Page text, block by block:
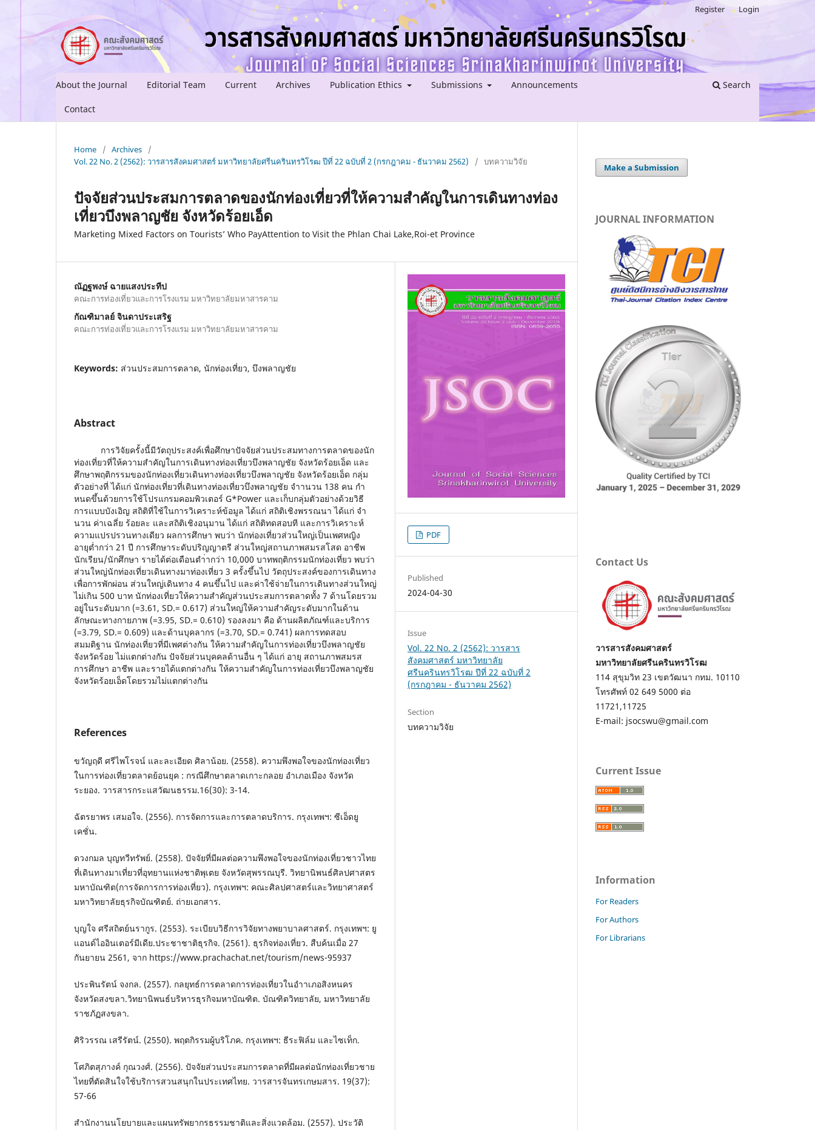
About the Journal Editorial Team Current Archives Publication Ethics Submissions Announcements
Contact
Search
Register Login
Home / Archives
/
Vol. 22 No. 2 (2562): วารสารสังคมศาสตร์ มหาวิทยาลัยศรีนครินทรวิโรฒ ปีที่ 22 ฉบับที่ 2 (กรกฎาคม - ธันวาคม 2562)
/ บทความวิจัย
ปัจจัยส่วนประสมการตลาดของนักท่องเที่ยวที่ให้ความสําคัญในการเดินทางท่อง
เที่ยวบึงพลาญชัย จังหวัดร้อยเอ็ด
Marketing Mixed Factors on Tourists’ Who PayAttention to Visit the Phlan Chai Lake,Roi-et Province
ณัฏฐพงษ์ ฉายแสงประทีป
คณะการท่องเที่ยวและการโรงแรม มหาวิทยาลัยมหาสารคาม
กัณฑิมาลย์ จินดาประเสริฐ
คณะการท่องเที่ยวและการโรงแรม มหาวิทยาลัยมหาสารคาม
Keywords: ส่วนประสมการตลาด, นักท่องเที่ยว, บึงพลาญชัย
Abstract
การวิจัยครั้งนี้มีวัตถุประสงค์เพื่อศึกษาปัจจัยส่วนประสมทางการตลาดของนัก
ท่องเที่ยวที่ให้ความสําคัญในการเดินทางท่องเที่ยวบึงพลาญชัย จังหวัดร้อยเอ็ด และ
ศึกษาพฤติกรรมของนักท่องเที่ยวเดินทางท่องเที่ยวบึงพลาญชัย จังหวัดร้อยเอ็ด กลุ่ม
ตัวอย่างที่ ได้แก่ นักท่องเที่ยวที่เดินทางท่องเที่ยวบึงพลาญชัย จําานวน 138 คน กํา
หนดขึ้นด้วยการใช้โปรแกรมคอมพิวเตอร์ G*Power และเก็บกลุ่มตัวอย่างด้วยวิธี
การแบบบังเอิญ สถิติที่ใช้ในการวิเคราะห์ข้อมูล ได้แก่ สถิติเชิงพรรณนา ได้แก่ จํา
นวน ค่าเฉลี่ย ร้อยละ และสถิติเชิงอนุมาน ได้แก่ สถิติทดสอบที และการวิเคราะห์
ความแปรปรวนทางเดียว ผลการศึกษา พบว่า นักท่องเที่ยวส่วนใหญ่เป็นเพศหญิง
อายุต่ำกว่า 21 ปี การศึกษาระดับปริญญาตรี ส่วนใหญ่สถานภาพสมรสโสด อาชีพ
นักเรียน/นักศึกษา รายได้ต่อเดือนตํา่ากว่า 10,000 บาทพฤติกรรมนักท่องเที่ยว พบว่า
ส่วนใหญ่นักท่องเที่ยวเดินทางมาท่องเที่ยว 3 ครั้งขึ้นไป วัตถุประสงค์ของการเดินทาง
เพื่อการพักผ่อน ส่วนใหญ่เดินทาง 4 คนขึ้นไป และค่าใช้จ่ายในการเดินทางส่วนใหญ่
ไม่เกิน 500 บาท นักท่องเที่ยวให้ความสําคัญส่วนประสมการตลาดทั้ง 7 ด้านโดยรวม
อยู่ในระดับมาก (=3.61, SD.= 0.617) ส่วนใหญ่ให้ความสําคัญระดับมากในด้าน
ลักษณะทางกายภาพ (=3.95, SD.= 0.610) รองลงมา คือ ด้านผลิตภัณฑ์และบริการ
(=3.79, SD.= 0.609) และด้านบุคลากร (=3.70, SD.= 0.741) ผลการทดสอบ
สมมติฐาน นักท่องเที่ยวที่มีเพศต่างกัน ให้ความสําคัญในการท่องเที่ยวบึงพลาญชัย
จังหวัดร้อย ไม่แตกต่างกัน ปัจจัยส่วนบุคคลด้านอื่น ๆ ได้แก่ อายุ สถานภาพสมรส
การศึกษา อาชีพ และรายได้แตกต่างกัน ให้ความสําคัญในการท่องเที่ยวบึงพลาญชัย
จังหวัดร้อยเอ็ดโดยรวมไม่แตกต่างกัน
References
ขวัญฤดี ศรีไพโรจน์ และละเอียด ศิลาน้อย. (2558). ความพึงพอใจของนักท่องเที่ยว
ในการท่องเที่ยวตลาดย้อนยุค : กรณีศึกษาตลาดเกาะกลอย อําเภอเมือง จังหวัด
ระยอง. วารสารกระแสวัฒนธรรม.16(30): 3-14.
ฉัตรยาพร เสมอใจ. (2556). การจัดการและการตลาดบริการ. กรุงเทพฯ: ซีเอ็ดยู
เคชั่น.
ดวงกมล บุญทวีทรัพย์. (2558). ปัจจัยที่มีผลต่อความพึงพอใจของนักท่องเที่ยวชาวไทย
ที่เดินทางมาเที่ยวที่อุทยานแห่งชาติพุเตย จังหวัดสุพรรณบุรี. วิทยานิพนธ์ศิลปศาสตร
มหาบัณฑิต(การจัดการการท่องเที่ยว). กรุงเทพฯ: คณะศิลปศาสตร์และวิทยาศาสตร์
มหาวิทยาลัยธุรกิจบัณฑิตย์. ถ่ายเอกสาร.
บุญใจ ศรีสถิตย์นรากูร. (2553). ระเบียบวิธีการวิจัยทางพยาบาลศาสตร์. กรุงเทพฯ: ยู
แอนด์ไออินเตอร์มีเดีย.ประชาชาติธุรกิจ. (2561). ธุรกิจท่องเที่ยว. สืบค้นเมื่อ 27
กันยายน 2561, จาก https://www.prachachat.net/tourism/news-95937
ประพินรัตน์ จงกล. (2557). กลยุทธ์การตลาดการท่องเที่ยวในอําาเภอสิงหนคร
จังหวัดสงขลา.วิทยานิพนธ์บริหารธุรกิจมหาบัณฑิต. บัณฑิตวิทยาลัย, มหาวิทยาลัย
ราชภัฏสงขลา.
ศิริวรรณ เสรีรัตน์. (2550). พฤตกิรรมผู้บริโภค. กรุงเทพฯ: ธีระฟิล์ม และไซเท็ก.
โศภิตสุภางค์ กุณวงศ์. (2556). ปัจจัยส่วนประสมการตลาดที่มีผลต่อนักท่องเที่ยวชาย
ไทยที่ตัดสินใจใช้บริการสวนสนุกในประเทศไทย. วารสารจันทรเกษมสาร. 19(37):
57-66
สํานักงานนโยบายและแผนทรัพยากรธรรมชาติและสิ่งแวดล้อม. (2557). ประวัติ
PDF
Published
2024-04-30
Issue
Vol. 22 No. 2 (2562): วารสาร
สังคมศาสตร์ มหาวิทยาลัย
ศรีนครินทรวิโรฒ ปีที่ 22 ฉบับที่ 2
(กรกฎาคม - ธันวาคม 2562)
Section
บทความวิจัย
Make a Submission
JOURNAL INFORMATION
Contact Us
วารสารสังคมศาสตร์
มหาวิทยาลัยศรีนครินทรวิโรฒ
114 สุขุมวิท 23 เขตวัฒนา กทม. 10110
โทรศัพท์ 02 649 5000 ต่อ
11721,11725
E-mail: jsocswu@gmail.com
Current Issue
Information
For Readers
For Authors
For Librarians